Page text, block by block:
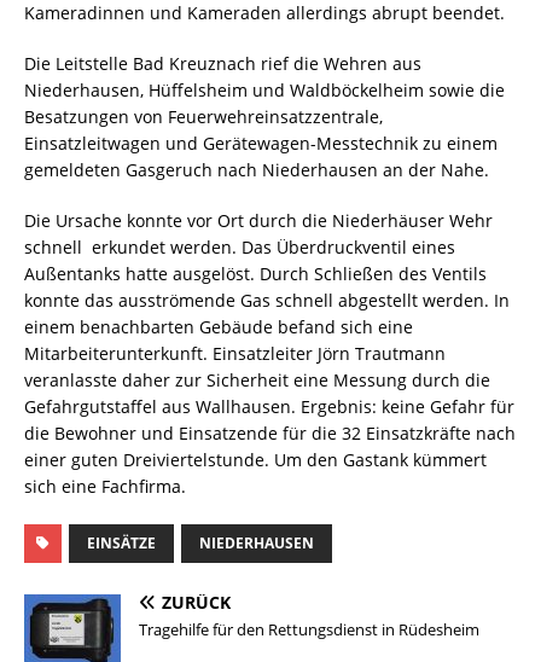
Kameradinnen und Kameraden allerdings abrupt beendet.
Die Leitstelle Bad Kreuznach rief die Wehren aus
Niederhausen, Hüffelsheim und Waldböckelheim sowie die
Besatzungen von Feuerwehreinsatzzentrale,
Einsatzleitwagen und Gerätewagen-Messtechnik zu einem
gemeldeten Gasgeruch nach Niederhausen an der Nahe.
Die Ursache konnte vor Ort durch die Niederhäuser Wehr
schnell erkundet werden. Das Überdruckventil eines
Außentanks hatte ausgelöst. Durch Schließen des Ventils
konnte das ausströmende Gas schnell abgestellt werden. In
einem benachbarten Gebäude befand sich eine
Mitarbeiterunterkunft. Einsatzleiter Jörn Trautmann
veranlasste daher zur Sicherheit eine Messung durch die
Gefahrgutstaffel aus Wallhausen. Ergebnis: keine Gefahr für
die Bewohner und Einsatzende für die 32 Einsatzkräfte nach
einer guten Dreiviertelstunde. Um den Gastank kümmert
sich eine Fachfirma.
EINSÄTZE NIEDERHAUSEN
ZURÜCK
Tragehilfe für den Rettungsdienst in Rüdesheim